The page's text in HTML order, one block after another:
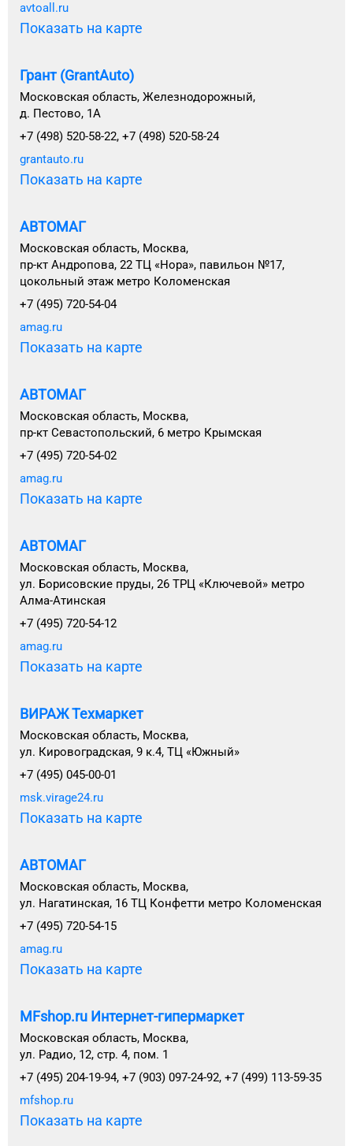
avtoall.ru
Показать на карте
Грант (GrantAuto)
Московская область, Железнодорожный,
д. Пестово, 1А
+7 (498) 520-58-22, +7 (498) 520-58-24
grantauto.ru
Показать на карте
АВТОМАГ
Московская область, Москва,
пр-кт Андропова, 22 ТЦ «Нора», павильон №17,
цокольный этаж метро Коломенская
+7 (495) 720-54-04
amag.ru
Показать на карте
АВТОМАГ
Московская область, Москва,
пр-кт Севастопольский, 6 метро Крымская
+7 (495) 720-54-02
amag.ru
Показать на карте
АВТОМАГ
Московская область, Москва,
ул. Борисовские пруды, 26 ТРЦ «Ключевой» метро
Алма-Атинская
+7 (495) 720-54-12
amag.ru
Показать на карте
ВИРАЖ Техмаркет
Московская область, Москва,
ул. Кировоградская, 9 к.4, ТЦ «Южный»
+7 (495) 045-00-01
msk.virage24.ru
Показать на карте
АВТОМАГ
Московская область, Москва,
ул. Нагатинская, 16 ТЦ Конфетти метро Коломенская
+7 (495) 720-54-15
amag.ru
Показать на карте
MFshop.ru Интернет-гипермаркет
Московская область, Москва,
ул. Радио, 12, стр. 4, пом. 1
+7 (495) 204-19-94, +7 (903) 097-24-92, +7 (499) 113-59-35
mfshop.ru
Показать на карте